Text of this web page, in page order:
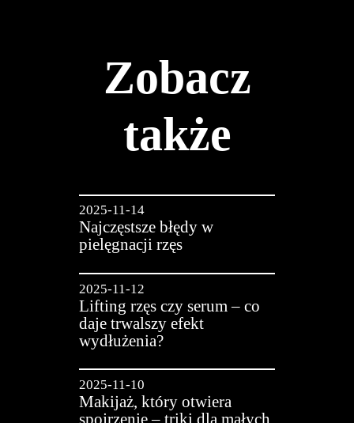
Zobacz
także
2025-11-14
Najczęstsze błędy w
pielęgnacji rzęs
2025-11-12
Lifting rzęs czy serum – co
daje trwalszy efekt
wydłużenia?
2025-11-10
Makijaż, który otwiera
spojrzenie – triki dla małych